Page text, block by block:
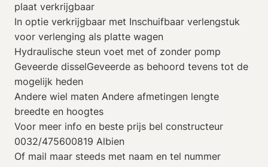
plaat verkrijgbaar
In optie verkrijgbaar met Inschuifbaar verlengstuk
voor verlenging als platte wagen
Hydraulische steun voet met of zonder pomp
Geveerde disselGeveerde as behoord tevens tot de
mogelijk heden
Andere wiel maten Andere afmetingen lengte
breedte en hoogtes
Voor meer info en beste prijs bel constructeur
0032/475600819 Albien
Of mail maar steeds met naam en tel nummer